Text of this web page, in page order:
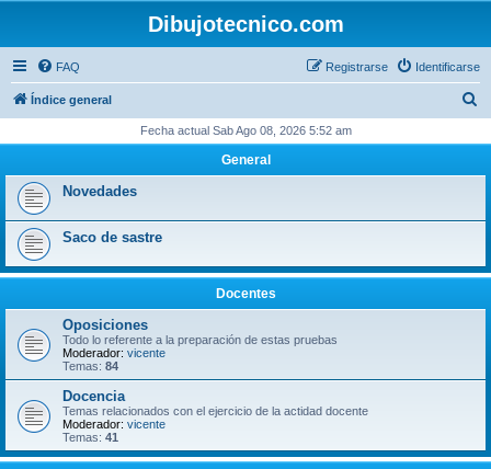
Dibujotecnico.com
FAQ Identificarse
Registrarse
Índice general
c
Fecha actual Sab Ago 08, 2026 5:52 am
General
Novedades
Saco de sastre
Docentes
Oposiciones
Todo lo referente a la preparación de estas pruebas
Moderador: vicente
Temas: 84
Docencia
Temas relacionados con el ejercicio de la actidad docente
Moderador: vicente
Temas: 41